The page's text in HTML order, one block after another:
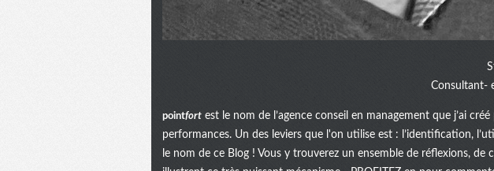
Consultant-
pointfort est le nom de l’agence conseil en management que j’ai
performances. Un des leviers que l'on utilise est : l’identification,
le nom de ce Blog ! Vous y trouverez un ensemble de réflexions, de